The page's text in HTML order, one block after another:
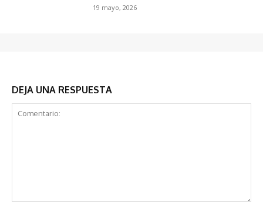
19 mayo, 2026
DEJA UNA RESPUESTA